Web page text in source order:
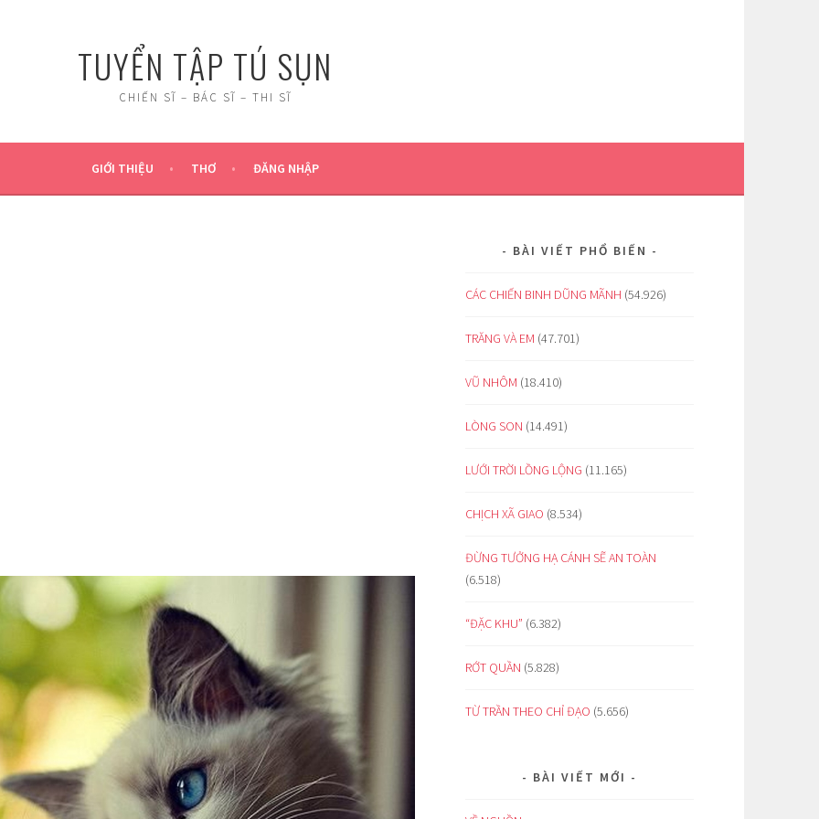
TUYỂN TẬP TÚ SỤN
CHIẾN SĨ – BÁC SĨ – THI SĨ
GIỚI THIỆU THƠ ĐĂNG NHẬP
BÀI VIẾT PHỔ BIẾN
CÁC CHIẾN BINH DŨNG MÃNH (54.926)
TRĂNG VÀ EM (47.701)
VŨ NHÔM (18.410)
LÒNG SON (14.491)
LƯỚI TRỜI LỒNG LỘNG (11.165)
CHỊCH XÃ GIAO (8.534)
ĐỪNG TƯỞNG HẠ CÁNH SẼ AN TOÀN
(6.518)
“ĐẶC KHU” (6.382)
RỚT QUẦN (5.828)
TỪ TRẦN THEO CHỈ ĐẠO (5.656)
BÀI VIẾT MỚI